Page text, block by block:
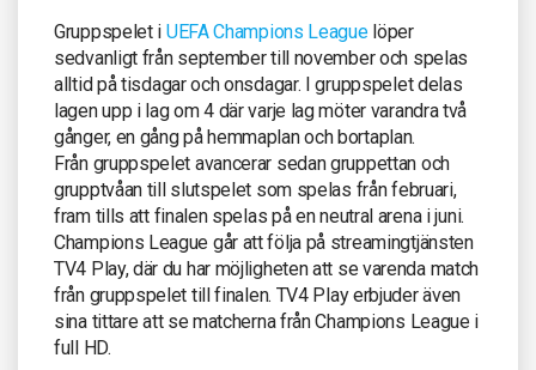
Gruppspelet i UEFA Champions Leaguelöper
sedvanligt från september till november och spelas
alltid på tisdagar och onsdagar. I gruppspelet delas
lagen upp i lag om 4 där varje lag möter varandra två
gånger, en gång på hemmaplan och bortaplan.
Från gruppspelet avancerar sedan gruppettan och
grupptvåan till slutspelet som spelas från februari,
fram tills att finalen spelas på en neutral arena i juni.
Champions League går att följa på streamingtjänsten
TV4 Play, där du har möjligheten att se varenda match
från gruppspelet till finalen. TV4 Play erbjuder även
sina tittare att se matcherna från Champions League i
full HD.